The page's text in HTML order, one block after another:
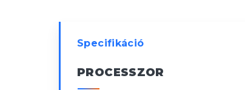
Specifikáció
PROCESSZOR